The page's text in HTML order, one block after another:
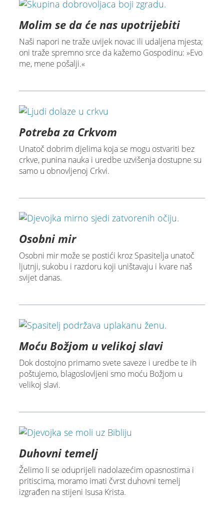
Molim se da će nas upotrijebiti
Naši napori ne traže uvijek novac ili udaljena mjesta;
oni traže spremno srce da kažemo Gospodinu: »Evo
me, mene pošalji.«
Potreba za Crkvom
Unatoč dobrim djelima koja se mogu ostvariti bez
crkve, punina nauka i uredbe uzvišenja dostupne su
samo u obnovljenoj Crkvi.
Osobni mir
Osobni mir može se postići kroz Spasitelja unatoč
ljutnji, sukobu i razdoru koji uništavaju i kvare naš
svijet danas.
Moću Božjom u velikoj slavi
Dok dostojno primamo svete saveze i uredbe te ih
poštujemo, blagoslovljeni smo moću Božjom u
velikoj slavi.
Duhovni temelj
Želimo li se oduprijeli nadolazećim opasnostima i
pritiscima, moramo imati čvrst duhovni temelj
izgrađen na stijeni Isusa Krista.